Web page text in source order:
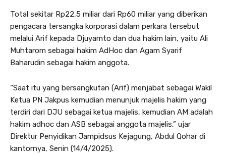
Total sekitar Rp22,5 miliar dari Rp60 miliar yang diberikan
pengacara tersangka korporasi dalam perkara tersebut
melalui Arif kepada Djuyamto dan dua hakim lain, yaitu Ali
Muhtarom sebagai hakim AdHoc dan Agam Syarif
Baharudin sebagai hakim anggota.
“Saat itu yang bersangkutan (Arif) menjabat sebagai Wakil
Ketua PN Jakpus kemudian menunjuk majelis hakim yang
terdiri dari DJU sebagai ketua majelis, kemudian AM adalah
hakim adhoc dan ASB sebagai anggota majelis,” ujar
Direktur Penyidikan Jampidsus Kejagung, Abdul Qohar di
kantornya, Senin (14/4/2025).